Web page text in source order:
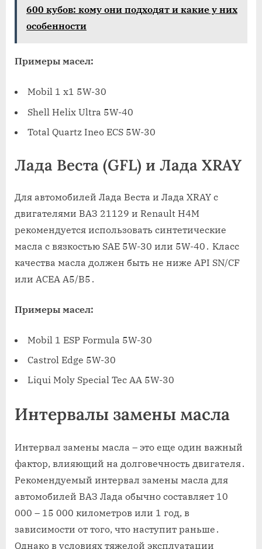
600 кубов: кому они подходят и какие у них
особенности
Примеры масел:
Mobil 1 x1 5W-30
Shell Helix Ultra 5W-40
Total Quartz Ineo ECS 5W-30
Лада Веста (GFL) и Лада XRAY
Для автомобилей Лада Веста и Лада XRAY с
двигателями ВАЗ 21129 и Renault H4M
рекомендуется использовать синтетические
масла с вязкостью SAE 5W-30 или 5W-40․ Класс
качества масла должен быть не ниже API SN/CF
или ACEA A5/B5․
Примеры масел:
Mobil 1 ESP Formula 5W-30
Castrol Edge 5W-30
Liqui Moly Special Tec AA 5W-30
Интервалы замены масла
Интервал замены масла – это еще один важный
фактор, влияющий на долговечность двигателя․
Рекомендуемый интервал замены масла для
автомобилей ВАЗ Лада обычно составляет 10
000 – 15 000 километров или 1 год, в
зависимости от того, что наступит раньше․
Однако в условиях тяжелой эксплуатации